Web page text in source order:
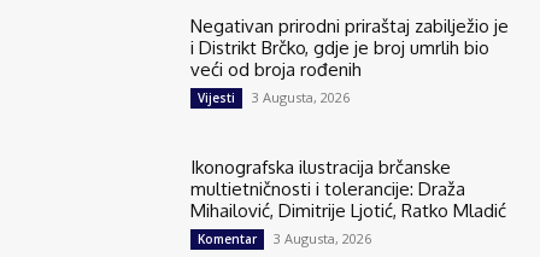
Negativan prirodni priraštaj zabilježio je
i Distrikt Brčko, gdje je broj umrlih bio
veći od broja rođenih
Vijesti 3 Augusta, 2026
Ikonografska ilustracija brčanske
multietničnosti i tolerancije: Draža
Mihailović, Dimitrije Ljotić, Ratko Mladić
Komentar 3 Augusta, 2026